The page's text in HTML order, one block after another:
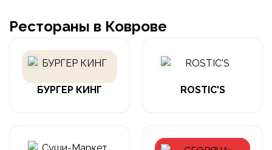
Рестораны в Коврове
БУРГЕР КИНГ ROSTIC'S